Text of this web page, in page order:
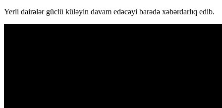
Yerli dairələr güclü küləyin davam edəcəyi barədə xəbərdarlıq edib.